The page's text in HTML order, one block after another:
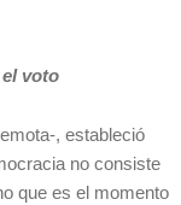
voto
, estableció
no consiste
que es el momento